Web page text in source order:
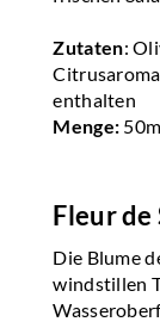
Zutaten:
enthalten
Menge:
Fleur de
Die Blume
windstillen